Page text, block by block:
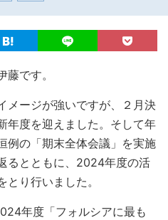
です。
メージが強いですが、２月決
年度を迎えました。そして年
例の「期末全体会議」を実施
るとともに、2024年度の活
り行いました。
年度「フォルシアに最も